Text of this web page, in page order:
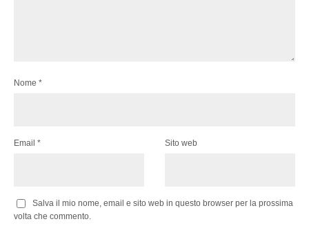
Nome *
Email * Sito web
Salva il mio nome, email e sito web in questo browser per la prossima
volta che commento.